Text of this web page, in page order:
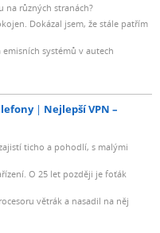
na různých stranách?
Dokázal jsem, že stále patřím
systémů v autech
Nejlepší VPN –
ticho a pohodlí, s malými
O 25 let později je foťák
větrák a nasadil na něj